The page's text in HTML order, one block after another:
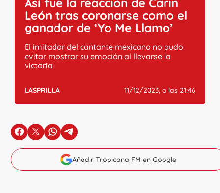
León tras coronarse como el
ganador de ‘Yo Me Llamo’
El imitador del cantante mexicano no pudo
evitar mostrar su emoción al llevarse la
victoria
LASPRILLA 11/12/2023, a las 21:46
en Facebook
en Xen Whatsapp
en Telegram
Añadir Tropicana FM en Google